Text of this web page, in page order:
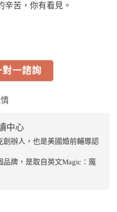
辛苦，你有看見。
一諮詢
中心
創辦人，也是美國婚前輔導認
品牌，是取自英文Magic：魔